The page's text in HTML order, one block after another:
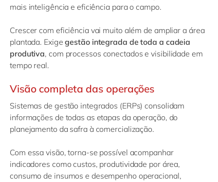
mais inteligência e eficiência para o campo.
Crescer com eficiência vai muito além de ampliar a área
plantada. Exigegestão integrada de toda a cadeia
produtiva, com processos conectados e visibilidade em
tempo real.
Visão completa das operações
Sistemas de gestão integrados (ERPs) consolidam
informações de todas as etapas da operação, do
planejamento da safra à comercialização.
Com essa visão, torna-se possível acompanhar
indicadores como custos, produtividade por área,
consumo de insumos e desempenho operacional,